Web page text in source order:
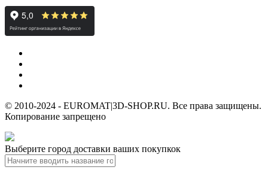
© 2010-2024 - EUROMAT|3D-SHOP.RU. Все права защищены.
Копирование запрещено
Выберите город доставки ваших покупкок